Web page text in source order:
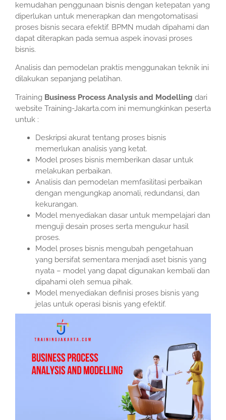
kemudahan penggunaan bisnis dengan ketepatan yang
diperlukan untuk menerapkan dan mengotomatisasi
proses bisnis secara efektif. BPMN mudah dipahami dan
dapat diterapkan pada semua aspek inovasi proses
bisnis.
Analisis dan pemodelan praktis menggunakan teknik ini
dilakukan sepanjang pelatihan.
Training Business Process Analysis and Modelling dari
website Training-Jakarta.com ini memungkinkan peserta
untuk :
Deskripsi akurat tentang proses bisnis
memerlukan analisis yang ketat.
Model proses bisnis memberikan dasar untuk
melakukan perbaikan.
Analisis dan pemodelan memfasilitasi perbaikan
dengan mengungkap anomali, redundansi, dan
kekurangan.
Model menyediakan dasar untuk mempelajari dan
menguji desain proses serta mengukur hasil
proses.
Model proses bisnis mengubah pengetahuan
yang bersifat sementara menjadi aset bisnis yang
nyata – model yang dapat digunakan kembali dan
dipahami oleh semua pihak.
Model menyediakan definisi proses bisnis yang
jelas untuk operasi bisnis yang efektif.